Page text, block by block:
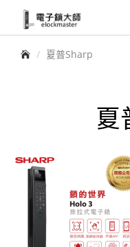
首頁 夏普Sharp
夏